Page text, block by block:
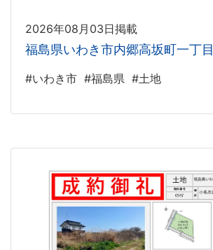
2026年08月03日掲載
福島県いわき市内郷高坂町一丁目
#いわき市 #福島県 #土地